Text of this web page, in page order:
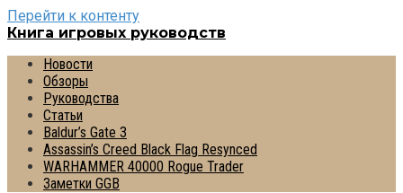
Перейти к контенту
Книга игровых руководств
Новости
Обзоры
Руководства
Статьи
Baldur’s Gate 3
Assassin’s Creed Black Flag Resynced
WARHAMMER 40000 Rogue Trader
Заметки GGB